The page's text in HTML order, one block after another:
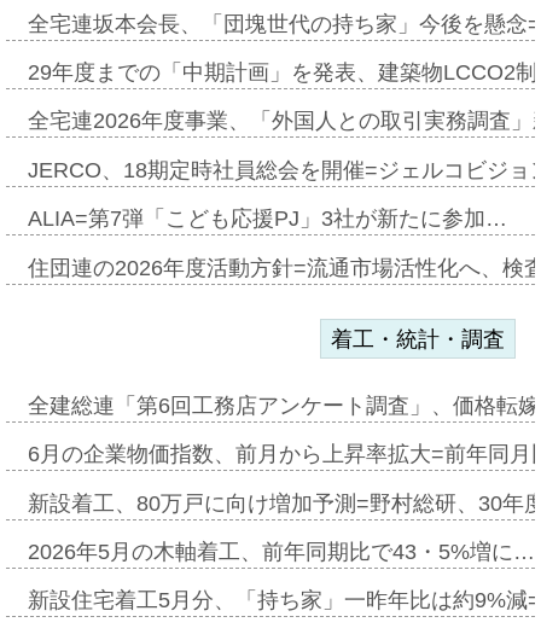
全宅連坂本会長、「団塊世代の持ち家」今後を懸
29年度までの「中期計画」を発表、建築物LCCO2
全宅連2026年度事業、「外国人との取引実務調査
JERCO、18期定時社員総会を開催=ジェルコビジ
ALIA=第7弾「こども応援PJ」3社が新たに参加…
住団連の2026年度活動方針=流通市場活性化へ、検
着工・統計・調査
全建総連「第6回工務店アンケート調査」、価格転
6月の企業物価指数、前月から上昇率拡大=前年同
新設着工、80万戸に向け増加予測=野村総研、30年
2026年5月の木軸着工、前年同期比で43・5%増に…
新設住宅着工5月分、「持ち家」一昨年比は約9%